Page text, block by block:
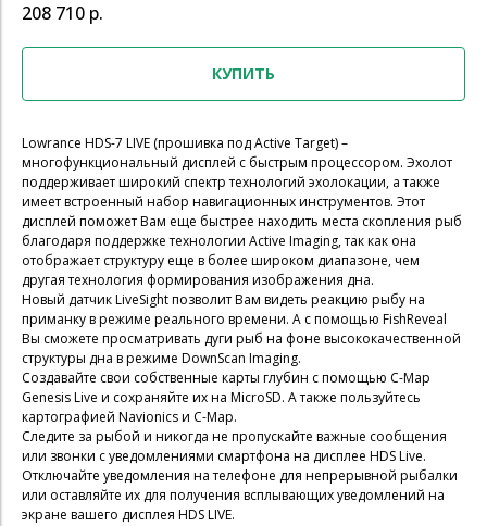
208 710 р.
КУПИТЬ
Lowrance HDS-7 LIVE (прошивка под Active Target) –
многофункциональный дисплей с быстрым процессором. Эхолот
поддерживает широкий спектр технологий эхолокации, а также
имеет встроенный набор навигационных инструментов. Этот
дисплей поможет Вам еще быстрее находить места скопления рыб
благодаря поддержке технологии Active Imaging, так как она
отображает структуру еще в более широком диапазоне, чем
другая технология формирования изображения дна.
Новый датчик LiveSight позволит Вам видеть реакцию рыбу на
приманку в режиме реального времени. А с помощью FishReveal
Вы сможете просматривать дуги рыб на фоне высококачественной
структуры дна в режиме DownScan Imaging.
Создавайте свои собственные карты глубин с помощью С-Map
Genesis Live и сохраняйте их на MicroSD. А также пользуйтесь
картографией Navionics и С-Map.
Следите за рыбой и никогда не пропускайте важные сообщения
или звонки с уведомлениями смартфона на дисплее HDS Live.
Отключайте уведомления на телефоне для непрерывной рыбалки
или оставляйте их для получения всплывающих уведомлений на
экране вашего дисплея HDS LIVE.